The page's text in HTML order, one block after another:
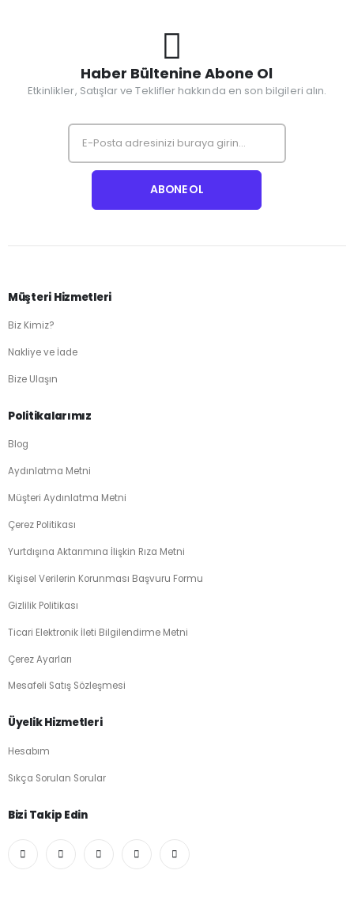
Haber Bültenine Abone Ol
Etkinlikler, Satışlar ve Teklifler hakkında en son bilgileri alın.
Müşteri Hizmetleri
Biz Kimiz?
Nakliye ve İade
Bize Ulaşın
Politikalarımız
Blog
Aydınlatma Metni
Müşteri Aydınlatma Metni
Çerez Politikası
Yurtdışına Aktarımına İlişkin Rıza Metni
Kişisel Verilerin Korunması Başvuru Formu
Gizlilik Politikası
Ticari Elektronik İleti Bilgilendirme Metni
Çerez Ayarları
Mesafeli Satış Sözleşmesi
Üyelik Hizmetleri
Hesabım
Sıkça Sorulan Sorular
Bizi Takip Edin